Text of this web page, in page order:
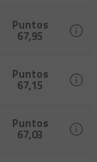
Puntos
67,95
Puntos
67,15
Puntos
67,03